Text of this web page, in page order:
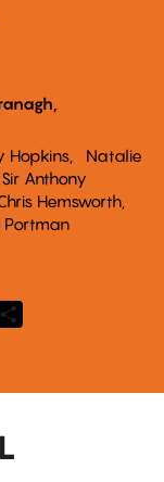
Hopkins
Natalie
Sir Anthony
Hemsworth